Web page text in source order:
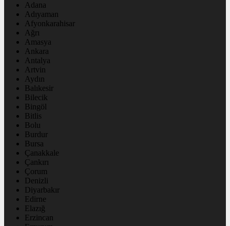
Adana
Adıyaman
Afyonkarahisar
Ağrı
Amasya
Ankara
Antalya
Artvin
Aydın
Balıkesir
Bilecik
Bingöl
Bitlis
Bolu
Burdur
Bursa
Çanakkale
Çankırı
Çorum
Denizli
Diyarbakır
Edirne
Elazığ
Erzincan